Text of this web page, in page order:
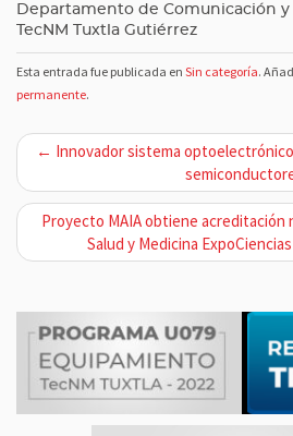
Departamento de Comunicación y
TecNM Tuxtla Gutiérrez
Esta entrada fue publicada en Sin categoría.
permanente.
N
a
v
g
c
n
← Innovador sistema
Proyecto MAIA obtiene acreditación
Salud y Medicina